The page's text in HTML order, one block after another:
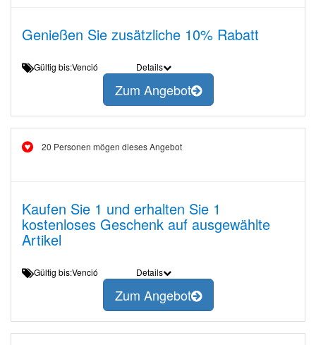
Genießen Sie zusätzliche 10% Rabatt
Gültig bis:Venció Details
Zum Angebot
20 Personen mögen dieses Angebot
Kaufen Sie 1 und erhalten Sie 1
kostenloses Geschenk auf ausgewählte
Artikel
Gültig bis:Venció Details
Zum Angebot